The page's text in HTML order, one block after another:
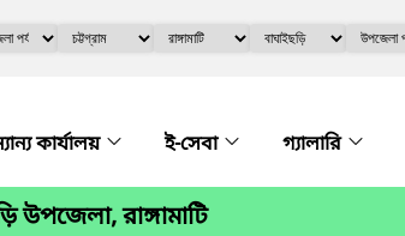
কার্যালয় ই-সেবা গ্যালারি
রাঙ্গামাটি